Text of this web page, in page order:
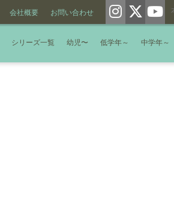
会社概要 お問い合わせ
シリーズ一覧 幼児〜 低学年～ 中学年～